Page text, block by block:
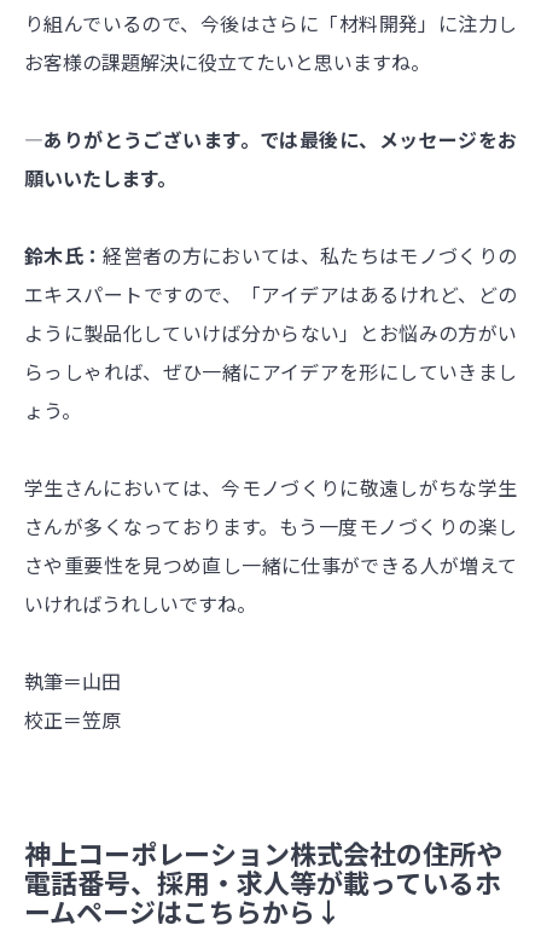
り組んでいるので、今後はさらに「材料開発」に注力し
お客様の課題解決に役立てたいと思いますね。
―ありがとうございます。では最後に、メッセージをお
願いいたします。
鈴木氏：経営者の方においては、私たちはモノづくりの
エキスパートですので、「アイデアはあるけれど、どの
ように製品化していけば分からない」とお悩みの方がい
らっしゃれば、ぜひ一緒にアイデアを形にしていきまし
ょう。
学生さんにおいては、今モノづくりに敬遠しがちな学生
さんが多くなっております。もう一度モノづくりの楽し
さや重要性を見つめ直し一緒に仕事ができる人が増えて
いければうれしいですね。
執筆＝山田
校正＝笠原
神上コーポレーション株式会社の住所や
電話番号、採用・求人等が載っているホ
ームページはこちらから↓